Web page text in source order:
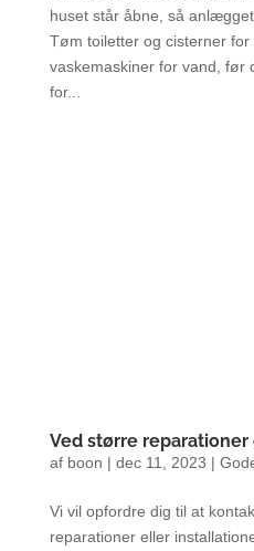
huset står åbne, så
Tøm toiletter og cisterner
vaskemaskiner for vand, før
for...
Ved større
af boon | dec 11, 2023 |
Vi vil opfordre dig til at
reparationer eller